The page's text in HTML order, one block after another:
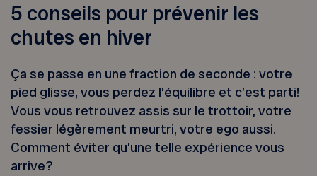
5 conseils pour prévenir les
chutes en hiver
Ça se passe en une fraction de seconde : votre
pied glisse, vous perdez l’équilibre et c’est parti!
Vous vous retrouvez assis sur le trottoir, votre
fessier légèrement meurtri, votre ego aussi.
Comment éviter qu’une telle expérience vous
arrive?